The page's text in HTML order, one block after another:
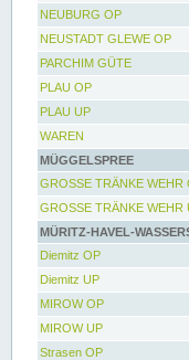
NEUBURG OP
NEUSTADT GLEWE OP
PARCHIM GÜTE
PLAU OP
PLAU UP
WAREN
MÜGGELSPREE
GROSSE TRÄNKE WEHR
GROSSE TRÄNKE WEHR
MÜRITZ-HAVEL-
Diemitz OP
Diemitz UP
MIROW OP
MIROW UP
Strasen OP